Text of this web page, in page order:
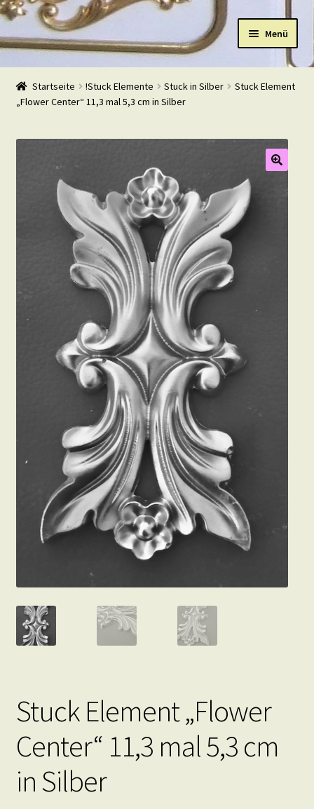
Navigation
Zum
Inhalt
Menü
Start
Shop
Warenkorb
Mein Konto
Kontakt
Startseite !Stuck Elemente Stuck in Silber
Stuck Element
„Flower Center“ 11,3 mal 5,3 cm in Silber
Stuck Element „Flower
Center“ 11,3 mal 5,3 cm
in Silber